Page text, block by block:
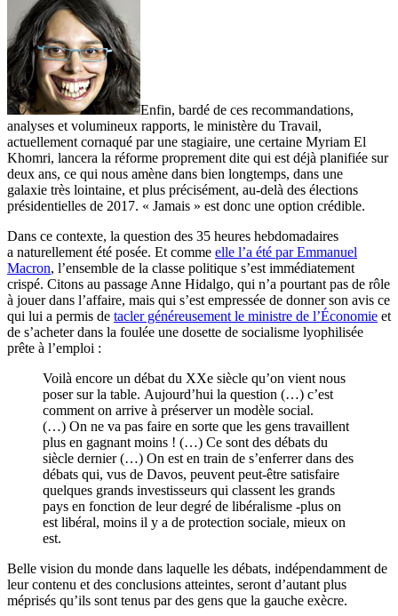
Enfin, bardé de ces recommandations,
analyses et volumineux rapports, le ministère du Travail,
actuellement cornaqué par une stagiaire, une certaine Myriam El
Khomri, lancera la réforme proprement dite qui est déjà planifiée sur
deux ans, ce qui nous amène dans bien longtemps, dans une
galaxie très lointaine, et plus précisément, au-delà des élections
présidentielles de 2017. « Jamais » est donc une option crédible.
Dans ce contexte, la question des 35 heures hebdomadaires
a naturellement été posée. Et comme elle l’a été par Emmanuel
Macron, l’ensemble de la classe politique s’est immédiatement
crispé. Citons au passage Anne Hidalgo, qui n’a pourtant pas de rôle
à jouer dans l’affaire, mais qui s’est empressée de donner son avis ce
qui lui a permis de tacler généreusement le ministre de l’Économie et
de s’acheter dans la foulée une dosette de socialisme lyophilisée
prête à l’emploi :
Voilà encore un débat du XXe siècle qu’on vient nous
poser sur la table. Aujourd’hui la question (…) c’est
comment on arrive à préserver un modèle social.
(…) On ne va pas faire en sorte que les gens travaillent
plus en gagnant moins ! (…) Ce sont des débats du
siècle dernier (…) On est en train de s’enferrer dans des
débats qui, vus de Davos, peuvent peut-être satisfaire
quelques grands investisseurs qui classent les grands
pays en fonction de leur degré de libéralisme -plus on
est libéral, moins il y a de protection sociale, mieux on
est.
Belle vision du monde dans laquelle les débats, indépendamment de
leur contenu et des conclusions atteintes, seront d’autant plus
méprisés qu’ils sont tenus par des gens que la gauche exècre.